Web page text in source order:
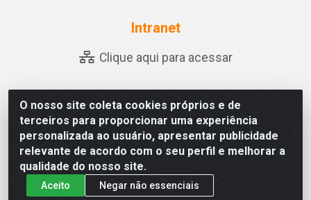
O nosso site coleta cookies próprios e de
terceiros para proporcionar uma experiência
personalizada ao usuário, apresentar publicidade
relevante de acordo com o seu perfil e melhorar a
qualidade do nosso site.
Aceito Negar não essenciais
Intranet
Clique aqui para acessar
Abreu & Silva - Rua Padre Jose de Souza Leite, 265 -
Ariado, Olho D'Água das Flores/AL - CEP 57.442-000 -
CNPJ 04.790.656/0001-06